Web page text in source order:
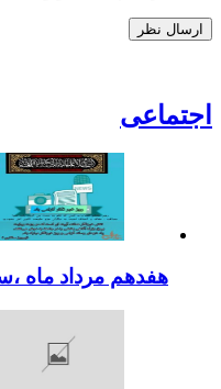
اجتماعی
هفدهم مرداد ماه